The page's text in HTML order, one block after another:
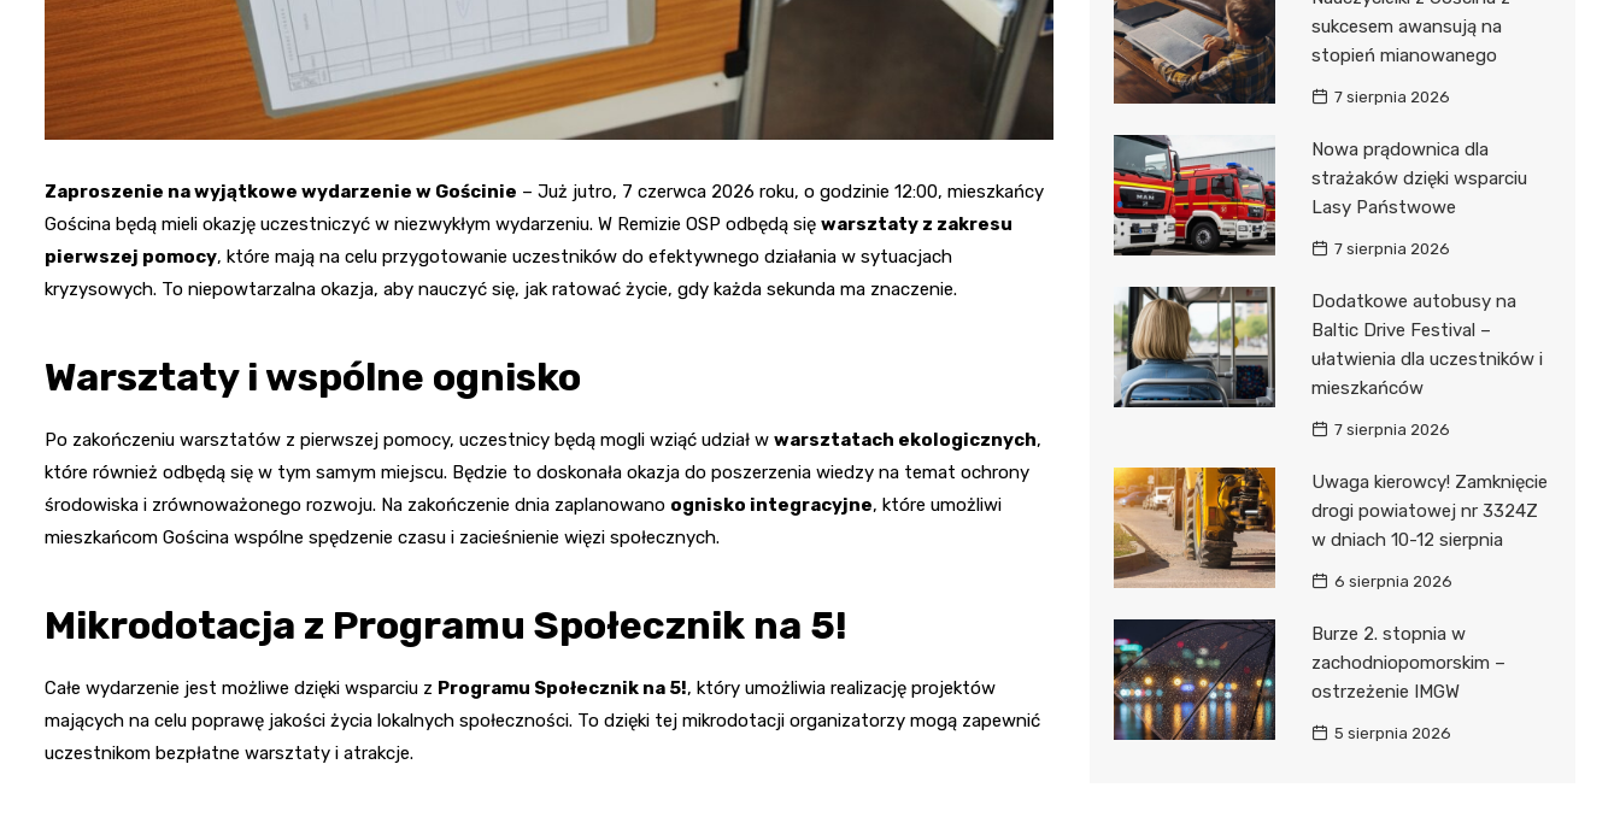
Zaproszenie na wyjątkowe wydarzenie w Gościnie – Już jutro, 7 czerwca 2026 roku, o godzinie 12:00, mieszkańcy
Gościna będą mieli okazję uczestniczyć w niezwykłym wydarzeniu. W Remizie OSP odbędą się warsztaty z zakresu
pierwszej pomocy, które mają na celu przygotowanie uczestników do efektywnego działania w sytuacjach
kryzysowych. To niepowtarzalna okazja, aby nauczyć się, jak ratować życie, gdy każda sekunda ma znaczenie.
Warsztaty i wspólne ognisko
Po zakończeniu warsztatów z pierwszej pomocy, uczestnicy będą mogli wziąć udział w warsztatach ekologicznych,
które również odbędą się w tym samym miejscu. Będzie to doskonała okazja do poszerzenia wiedzy na temat ochrony
środowiska i zrównoważonego rozwoju. Na zakończenie dnia zaplanowano ognisko integracyjne, które umożliwi
mieszkańcom Gościna wspólne spędzenie czasu i zacieśnienie więzi społecznych.
Mikrodotacja z Programu Społecznik na 5!
Całe wydarzenie jest możliwe dzięki wsparciu z Programu Społecznik na 5!, który umożliwia realizację projektów
mających na celu poprawę jakości życia lokalnych społeczności. To dzięki tej mikrodotacji organizatorzy mogą zapewnić
uczestnikom bezpłatne warsztaty i atrakcje.
sukcesem awansują na
stopień mianowanego
7 sierpnia 2026
Nowa prądownica dla
strażaków dzięki wsparciu
Lasy Państwowe
7 sierpnia 2026
Dodatkowe autobusy na
Baltic Drive Festival –
ułatwienia dla uczestników i
mieszkańców
7 sierpnia 2026
Uwaga kierowcy! Zamknięcie
drogi powiatowej nr 3324Z
w dniach 10-12 sierpnia
6 sierpnia 2026
Burze 2. stopnia w
zachodniopomorskim –
ostrzeżenie IMGW
5 sierpnia 2026